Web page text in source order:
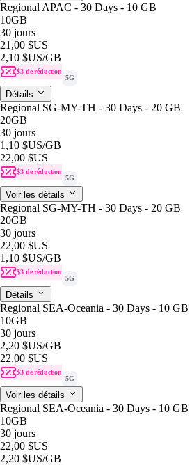
Regional APAC - 30 Days - 10 GB
10GB
30 jours
21,00 $US
2,10 $US/GB
$3 de réduction
5G
Détails
Regional SG-MY-TH - 30 Days - 20 GB
20GB
30 jours
1,10 $US/GB
22,00 $US
$3 de réduction
5G
Voir les détails
Regional SG-MY-TH - 30 Days - 20 GB
20GB
30 jours
22,00 $US
1,10 $US/GB
$3 de réduction
5G
Détails
Regional SEA-Oceania - 30 Days - 10 GB
10GB
30 jours
2,20 $US/GB
22,00 $US
$3 de réduction
5G
Voir les détails
Regional SEA-Oceania - 30 Days - 10 GB
10GB
30 jours
22,00 $US
2,20 $US/GB